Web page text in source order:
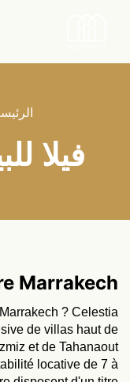
فيلا
Marrakech
? Celestia
de villas haut de
et de Tahanaout.
locative de 7 à